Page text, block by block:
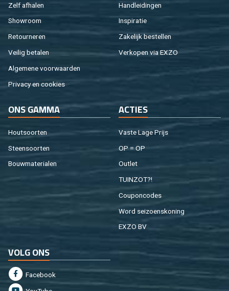
Zelf af­ha­len
Show­room
Re­tour­ne­ren
Vei­lig be­ta­len
Al­ge­me­ne voor­waar­den
Pri­va­cy en coo­kies
Hand­lei­din­gen
In­spi­ra­tie
Za­ke­lijk be­stel­len
Ver­ko­pen via EXZO
ONS GAMMA
Hout­soor­ten
Steen­soor­ten
Bouw­ma­te­ri­a­len
AC­TIES
Vaste Lage Prijs
OP = OP
Out­let
TUIN­ZOT?!
Cou­pon­co­des
Word sei­zoens­ko­ning
EXZO BV
VOLG ONS
Fa­cebook